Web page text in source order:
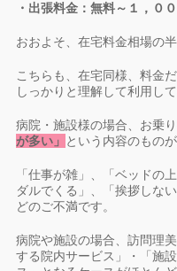
・出張料金：無料～１，０
おおよそ、在宅料金相場の
こちらも、在宅同様、料金
しっかりと理解して利用し
病院・施設様の場合、お乗
が多い」 という内容のもの
「仕事が雑」、「ベッドの
ダルでくる」、「挨拶しな
どのご不満です。
病院や施設の場合、訪問理
する院内サービス」・「施